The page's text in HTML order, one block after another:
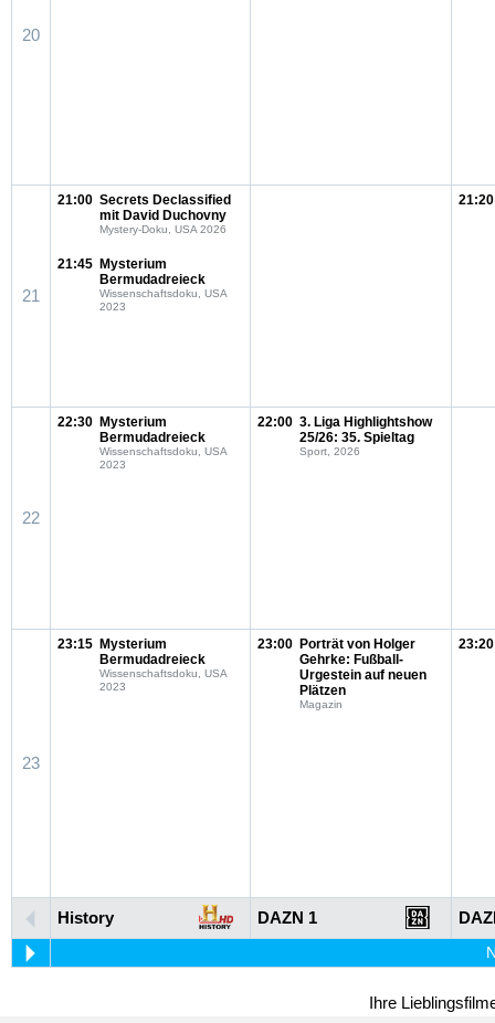
20
21
21:00 Secrets Declassified
mit David Duchovny
Mystery-Doku, USA 2026
21:45 Mysterium
Bermudadreieck
Wissenschaftsdoku, USA
2023
21:20
22
22:30 Mysterium
Bermudadreieck
Wissenschaftsdoku, USA
2023
22:00 3. Liga Highlightshow
25/26: 35. Spieltag
Sport, 2026
23
23:15 Mysterium
Bermudadreieck
Wissenschaftsdoku, USA
2023
23:00 Porträt von Holger
Gehrke: Fußball-
Urgestein auf neuen
Plätzen
Magazin
23:20
History DAZN 1
Ihre